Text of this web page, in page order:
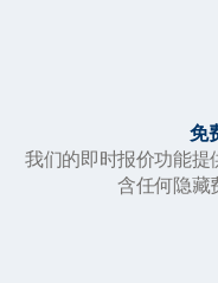
免
我们的即时报价功能
含任何隐藏